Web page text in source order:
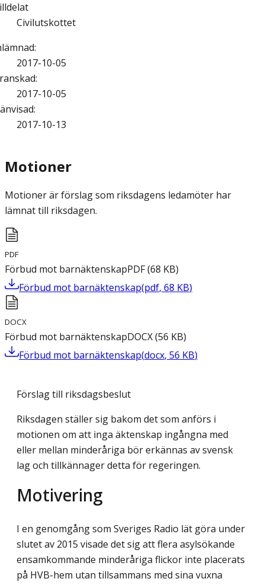
Civilutskottet
:
2017-10-05
:
2017-10-05
:
2017-10-13
Motioner
Motioner är förslag som riksdagens ledamöter har
lämnat till riksdagen.
PDF
Förbud mot barnäktenskapPDF(68 KB)
Förbud mot barnäktenskap(pdf, 68 KB)
DOCX
Förbud mot barnäktenskapDOCX(56 KB)
Förbud mot barnäktenskap(docx, 56 KB)
Förslag till riksdagsbeslut
Riksdagen ställer sig bakom det som anförs i
motionen om att inga äktenskap ingångna med
eller mellan minderåriga bör erkännas av svensk
lag och tillkännager detta för regeringen.
Motivering
I en genomgång som Sveriges Radio lät göra under
slutet av 2015 visade det sig att flera asylsökande
ensamkommande minderåriga flickor inte placerats
på HVB-hem utan tillsammans med sina vuxna